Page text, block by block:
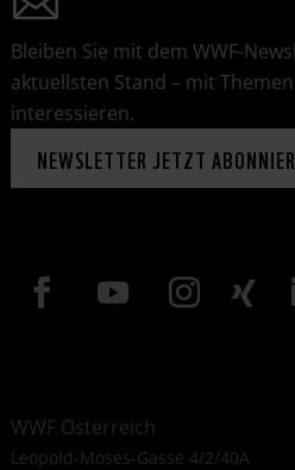
Bleiben Sie mit dem WWF-
aktuellsten Stand – mit
interessieren.
NEWSLETTER JETZT
WWF Österreich
Leopold-Moses-Gasse 4/2/40A